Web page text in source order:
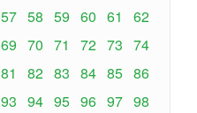
57 58 59 60 61
62
69 70 71 72 73 74
81 82 83 84 85 86
93 94 95 96 97 98